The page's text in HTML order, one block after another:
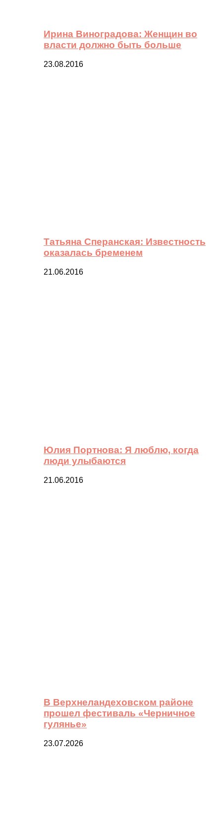
Ирина Виноградова: Женщин во
власти должно быть больше
23.08.2016
Татьяна Сперанская: Известность
оказалась бременем
21.06.2016
Юлия Портнова: Я люблю, когда
люди улыбаются
21.06.2016
В Верхнеландеховском районе
прошел фестиваль «Черничное
гулянье»
23.07.2026